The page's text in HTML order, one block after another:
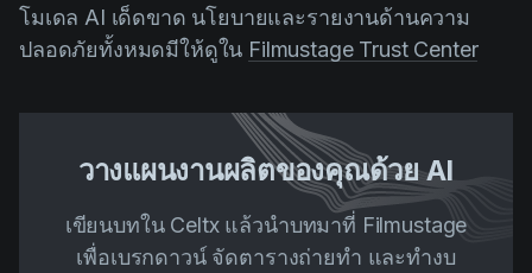
โมเดล AI เด็ดขาด นโยบายและรายงานด้านความ
ปลอดภัยทั้งหมดมีให้ดูใน Filmustage Trust Center
วางแผนงานผลิตของคุณด้วย AI
เขียนบทใน Celtx แล้วนำบทมาที่ Filmustage
เพื่อเบรกดาวน์ จัดตารางถ่ายทำ และทำงบ